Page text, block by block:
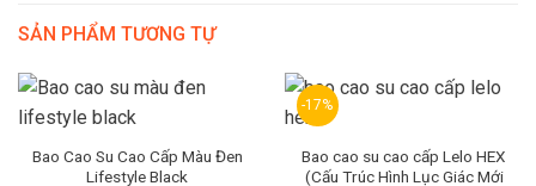
SẢN PHẨM TƯƠNG TỰ
Bao Cao Su Cao Cấp Màu Đen
Lifestyle Black
-17%
Bao cao su cao cấp Lelo HEX
(Cấu Trúc Hình Lục Giác Mới